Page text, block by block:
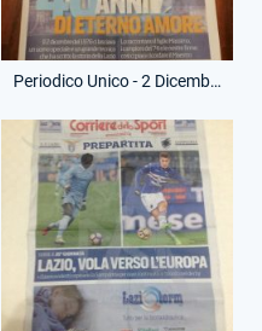
Periodico Unico - 2 Dicembre 2016 - Supplemento Corriere dello Sport - 40 Anni Morte Maestrelli